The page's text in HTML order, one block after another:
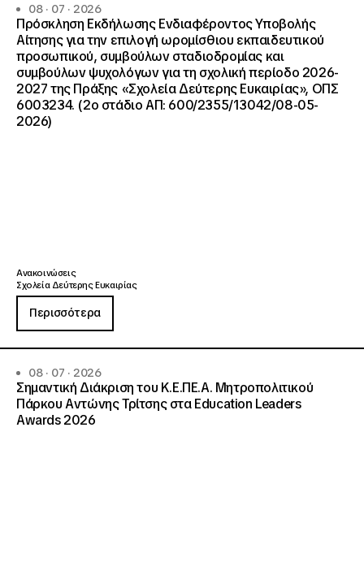
08 · 07 · 2026
Πρόσκληση Εκδήλωσης Ενδιαφέροντος Υποβολής
Αίτησης για την επιλογή ωρομίσθιου εκπαιδευτικού
προσωπικού, συμβούλων σταδιοδρομίας και
συμβούλων ψυχολόγων για τη σχολική περίοδο 2026-
2027 της Πράξης «Σχολεία Δεύτερης Ευκαιρίας», ΟΠΣ
6003234. (2ο στάδιο ΑΠ: 600/2355/13042/08-05-
2026)
Ανακοινώσεις
Σχολεία Δεύτερης Ευκαιρίας
Περισσότερα
08 · 07 · 2026
Σημαντική Διάκριση του Κ.Ε.ΠΕ.Α. Μητροπολιτικού
Πάρκου Αντώνης Τρίτσης στα Education Leaders
Awards 2026